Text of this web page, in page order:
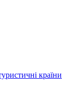
країни